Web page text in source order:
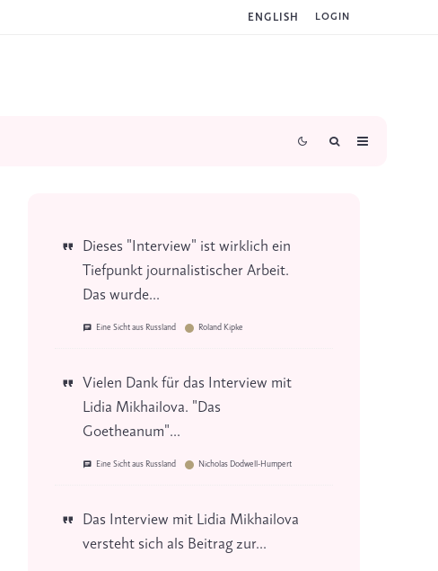
ENGLISH LOGIN
Dieses "Interview" ist wirklich ein
Tiefpunkt journalistischer Arbeit.
Das wurde...
Eine Sicht aus Russland Roland Kipke
Vielen Dank für das Interview mit
Lidia Mikhailova. "Das
Goetheanum"...
Eine Sicht aus Russland Nicholas Dodwell-Humpert
Das Interview mit Lidia Mikhailova
versteht sich als Beitrag zur...